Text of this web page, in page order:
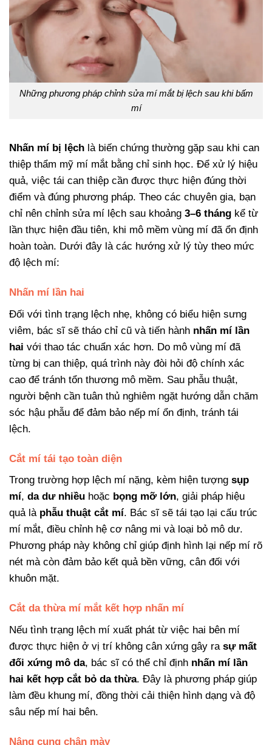
Những phương pháp chỉnh sửa mí mắt bị lệch sau khi bấm
mí
Nhấn mí bị lệch là biến chứng thường gặp sau khi can
thiệp thẩm mỹ mí mắt bằng chỉ sinh học. Để xử lý hiệu
quả, việc tái can thiệp cần được thực hiện đúng thời
điểm và đúng phương pháp. Theo các chuyên gia, bạn
chỉ nên chỉnh sửa mí lệch sau khoảng 3–6 tháng kể từ
lần thực hiện đầu tiên, khi mô mềm vùng mí đã ổn định
hoàn toàn. Dưới đây là các hướng xử lý tùy theo mức
độ lệch mí:
Nhấn mí lần hai
Đối với tình trạng lệch nhẹ, không có biểu hiện sưng
viêm, bác sĩ sẽ tháo chỉ cũ và tiến hành nhấn mí lần
hai với thao tác chuẩn xác hơn. Do mô vùng mí đã
từng bị can thiệp, quá trình này đòi hỏi độ chính xác
cao để tránh tổn thương mô mềm. Sau phẫu thuật,
người bệnh cần tuân thủ nghiêm ngặt hướng dẫn chăm
sóc hậu phẫu để đảm bảo nếp mí ổn định, tránh tái
lệch.
Cắt mí tái tạo toàn diện
Trong trường hợp lệch mí nặng, kèm hiện tượng sụp
mí, da dư nhiều hoặc bọng mỡ lớn, giải pháp hiệu
quả là phẫu thuật cắt mí. Bác sĩ sẽ tái tạo lại cấu trúc
mí mắt, điều chỉnh hệ cơ nâng mi và loại bỏ mô dư.
Phương pháp này không chỉ giúp định hình lại nếp mí rõ
nét mà còn đảm bảo kết quả bền vững, cân đối với
khuôn mặt.
Cắt da thừa mí mắt kết hợp nhấn mí
Nếu tình trạng lệch mí xuất phát từ việc hai bên mí
được thực hiện ở vị trí không cân xứng gây ra sự mất
đối xứng mô da, bác sĩ có thể chỉ định nhấn mí lần
hai kết hợp cắt bỏ da thừa. Đây là phương pháp giúp
làm đều khung mí, đồng thời cải thiện hình dạng và độ
sâu nếp mí hai bên.
Nâng cung chân mày